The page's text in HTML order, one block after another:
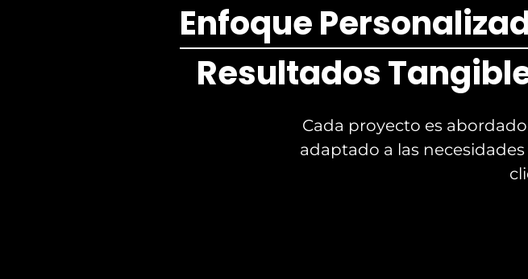
Enfoque
Resultados
Cada proyecto es
adaptado a las